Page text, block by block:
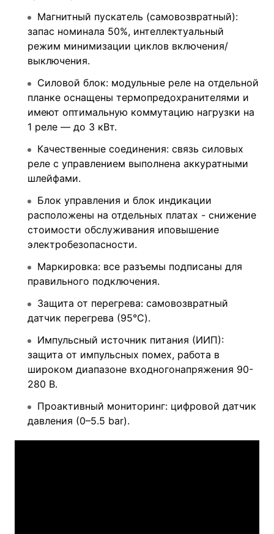
Магнитный пускатель (самовозвратный):
запас номинала 50%, интеллектуальный
режим минимизации циклов включения/
выключения.
Силовой блок: модульные реле на отдельной
планке оснащены термопредохранителями и
имеют оптимальную коммутацию нагрузки на
1 реле — до 3 кВт.
Качественные соединения: cвязь силовых
реле с управлением выполнена аккуратными
шлейфами.
Блок управления и блок индикации
расположены на отдельных платах - снижение
стоимости обслуживания иповышение
электробезопасности.
Маркировка: все разъемы подписаны для
правильного подключения.
Защита от перегрева: самовозвратный
датчик перегрева (95°C).
Импульсный источник питания (ИИП):
защита от импульсных помех, работа в
широком диапазоне входногонапряжения 90-
280 В.
Проактивный мониторинг: цифровой датчик
давления (0–5.5 bar).